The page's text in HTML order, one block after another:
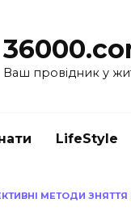
Ваш провідник у
LifeStyle
МЕТОДИ